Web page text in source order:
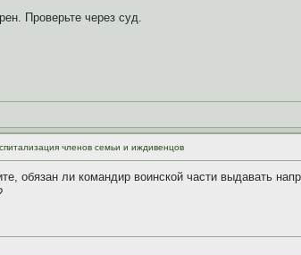
Проверьте через суд.
членов семьи и иждивенцов
обязан ли командир воинской части выдавать